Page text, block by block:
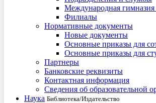
Международная
Филиалы
Нормативные документы
Новые документы
Основные приказы для
Основные приказы для
Партнеры
Банковские реквизиты
Контактная информация
Сведения об образовательной
Наука Библиотека/Издательство